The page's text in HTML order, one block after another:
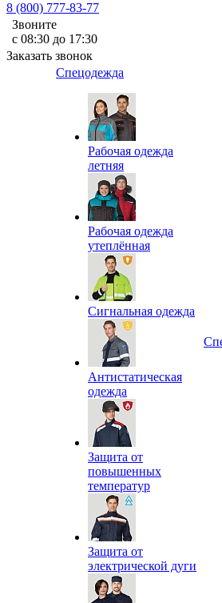
8 (800) 777-83-77
Звоните
с 08:30 до 17:30
Заказать звонок
Спецодежда
Рабочая одежда
летняя
Рабочая одежда
утеплённая
Сигнальная одежда
Антистатическая
одежда
Защита от
повышенных
температур
Защита от
электрической дуги